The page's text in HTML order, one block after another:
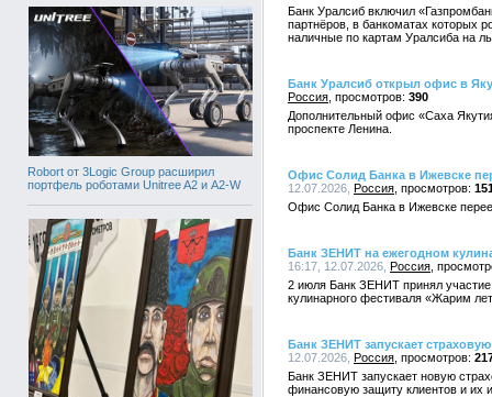
Robort от 3Logic Group расширил
портфель роботами Unitree A2 и A2-W
Банк Уралсиб включил
партнёров, в банкоматах которых
наличные по картам Уралсиба на
Банк Уралсиб открыл офис в
Россия
390
Дополнительный офис «Саха
проспекте Ленина.
Офис Солид Банка в Ижевске
12.07.2026, Россия
Офис Солид Банка в Ижевске
Банк ЗЕНИТ на ежегодном
16:17, 12.07.2026, Россия
2 июля Банк ЗЕНИТ принял участие
кулинарного фестиваля «Жарим
Банк ЗЕНИТ запускает
12.07.2026, Россия
Банк ЗЕНИТ запускает новую
финансовую защиту клиентов и их